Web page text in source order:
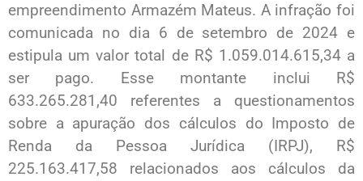
empreendimento Armazém Mateus. A infração foi
comunicada no dia 6 de setembro de 2024 e
estipula um valor total de R$ 1.059.014.615,34 a
ser pago. Esse montante inclui R$
633.265.281,40 referentes a questionamentos
sobre a apuração dos cálculos do Imposto de
Renda da Pessoa Jurídica (IRPJ), R$
225.163.417,58 relacionados aos cálculos da